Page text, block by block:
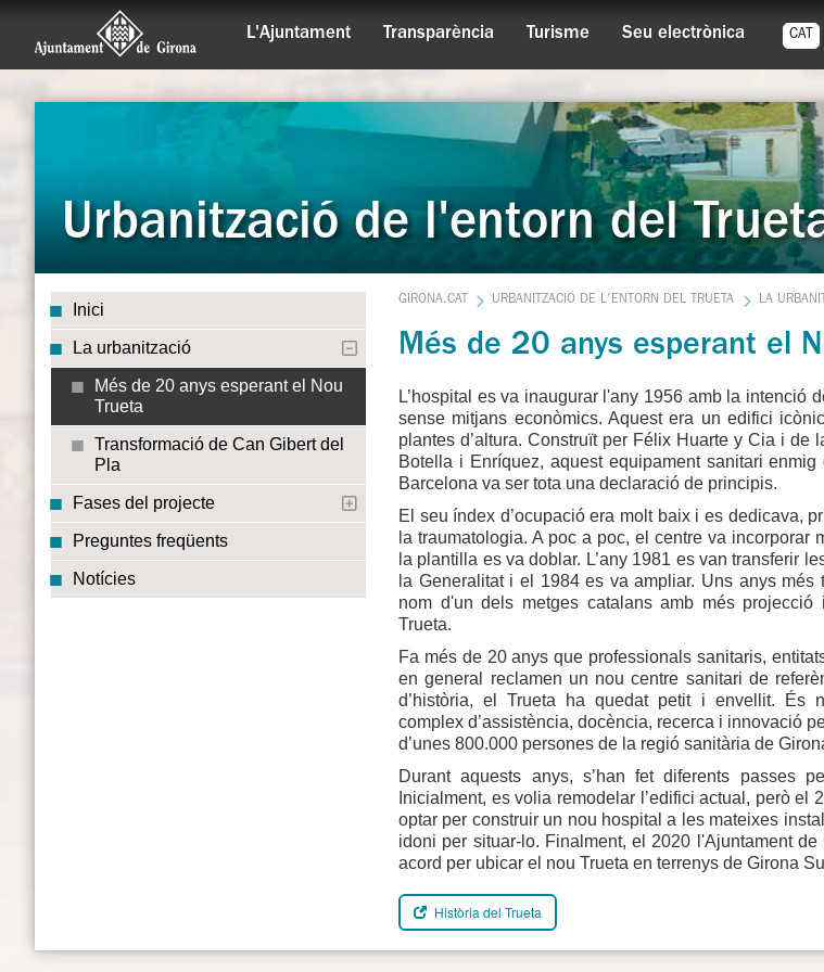
L'Ajuntament Transparència Turisme Seu electrònica CAT
Urbanització de l'entorn del
Inici
La urbanització
Més de 20 anys esperant el Nou
Trueta
Transformació de Can Gibert del
Pla
Fases del projecte
Preguntes freqüents
Notícies
GIRONA.CAT URBANITZACIÓ DE L'ENTORN DEL TRUETA LA
Més de 20 anys esperant el
L’hospital es va inaugurar l'any 1956 amb la intenció
sense mitjans econòmics. Aquest era un edifici
plantes d’altura. Construït per Félix Huarte y Cia i de
Botella i Enríquez, aquest equipament sanitari
Barcelona va ser tota una declaració de principis.
El seu índex d’ocupació era molt baix i es dedicava,
la traumatologia. A poc a poc, el centre va incorporar
la plantilla es va doblar. L’any 1981 es van transferir
la Generalitat i el 1984 es va ampliar. Uns anys més
nom d'un dels metges catalans amb més projecció
Trueta.
Fa més de 20 anys que professionals sanitaris,
en general reclamen un nou centre sanitari de
d’història, el Trueta ha quedat petit i envellit. És
complex d’assistència, docència, recerca i innovació
d’unes 800.000 persones de la regió sanitària de
Durant aquests anys, s’han fet diferents passes
Inicialment, es volia remodelar l’edifici actual, però el
optar per construir un nou hospital a les mateixes
idoni per situar-lo. Finalment, el 2020 l'Ajuntament
acord per ubicar el nou Trueta en terrenys de Girona
Història del Trueta